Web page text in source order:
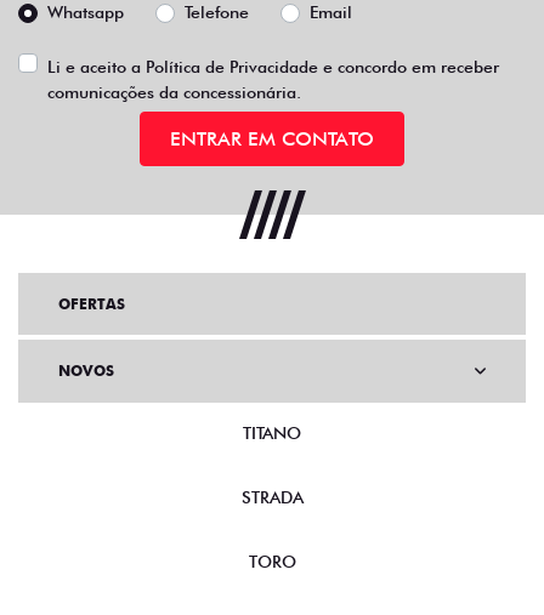
Whatsapp
Telefone Email
Li e aceito a Política de Privacidade e concordo em receber
comunicações da concessionária.
ENTRAR EM CONTATO
OFERTAS
NOVOS
TITANO
STRADA
TORO